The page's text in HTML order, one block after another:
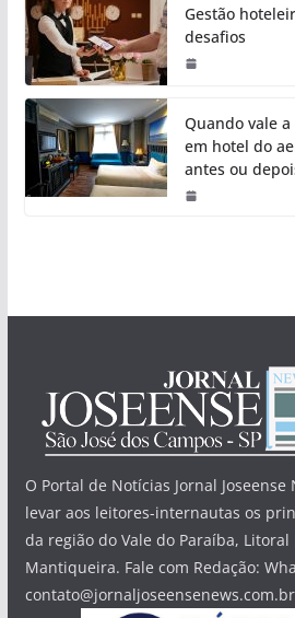
Gestão
desafios
Quando vale
em hotel do
antes ou
O Portal de Notícias Jornal Joseense
levar aos leitores-internautas os
da região do Vale do Paraíba,
Mantiqueira. Fale com Redação:
contato@jornaljoseensenews.com.br